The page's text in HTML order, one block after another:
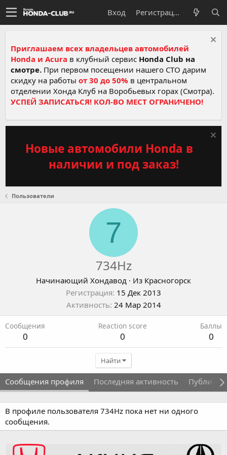
Вход Регистрация
Приглашаем всех владельцев автомобилей
Honda и Acura в клубный сервис Honda Club на
смотре. При первом посещении нашего СТО дарим
скидку на работы от 30 до 50% в центральном
отделении Хонда Клуб на Воробьевых горах (Смотра).
УСПЕЙ ЗАПИСАТЬСЯ! КОЛ-ВО МЕСТ ОГРАНИЧЕНО!
Новые автомобили Honda в
наличии и под заказ!
Пользователи
7
734Hz
Начинающий Хондавод · Из Красногорск
Регистрация 15 Дек 2013
Активность 24 Мар 2014
Сообщения
0
Reaction score
0
Баллы
0
Найти
Сообщения профиля Последняя активность
В профиле пользователя 734Hz пока нет ни одного
сообщения.